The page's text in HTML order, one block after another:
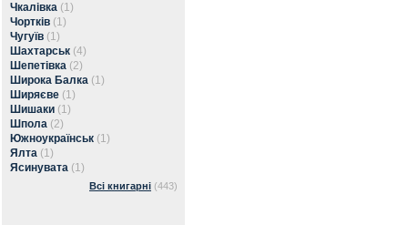
Чкалівка (1)
Чортків (1)
Чугуїв (1)
Шахтарськ (4)
Шепетівка (2)
Широка Балка (1)
Ширяєве (1)
Шишаки (1)
Шпола (2)
Южноукраїнськ (1)
Ялта (1)
Ясинувата (1)
Всі книгарні (443)